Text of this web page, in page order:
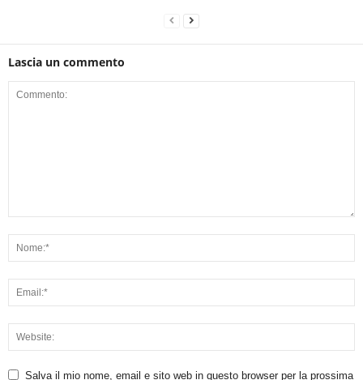
Lascia un commento
Salva il mio nome, email e sito web in questo browser per la prossima